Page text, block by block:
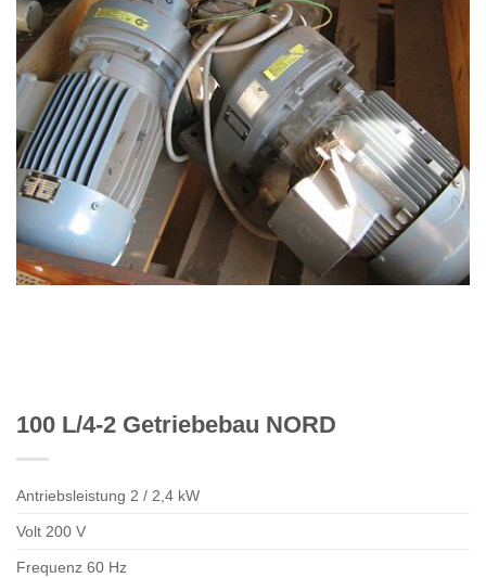
100 L/4-2 Getriebebau NORD
Antriebsleistung 2 / 2,4 kW
Volt 200 V
Frequenz 60 Hz